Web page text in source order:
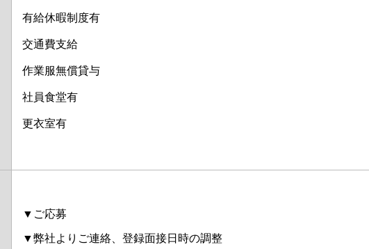
有給休暇制度有
交通費支給
作業服無償貸与
社員食堂有
更衣室有
▼ご応募
▼弊社よりご連絡、登録面接日時の調整